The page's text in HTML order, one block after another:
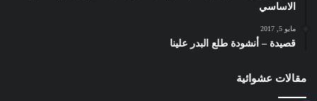
الاساسي
مايو 5, 2017
قصيدة – أنشودة طلع البدر علينا
مقالات عشوائية